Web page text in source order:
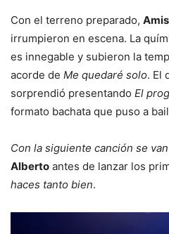
Con el terreno preparado,
irrumpieron en escena. La
es innegable y subieron la
acorde de Me quedaré solo. El
sorprendió presentando El
formato bachata que puso a
Con la siguiente canción se
Alberto antes de lanzar los
haces tanto bien.